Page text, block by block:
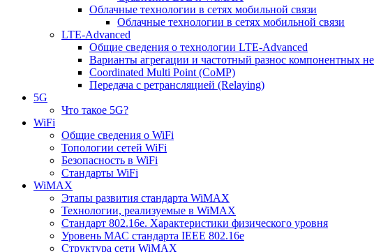
Облачные технологии в сетях мобильной связи
Облачные технологии в сетях мобильной связи
LTE-Advanced
Общие сведения о технологии LTE-Advanced
Варианты агрегации и частотный разнос компонентных
Coordinated Multi Point (CoMP)
Передача с ретрансляцией (Relaying)
5G
Что такое 5G?
WiFi
Общие сведения о WiFi
Топологии сетей WiFi
Безопасность в WiFi
Стандарты WiFi
WiMAX
Этапы развития стандарта WiMAX
Технологии, реализуемые в WiMAX
Стандарт 802.16е. Характеристики физического уровня
Уровень МАС стандарта IEEE 802.16e
Структура сети WiMAX